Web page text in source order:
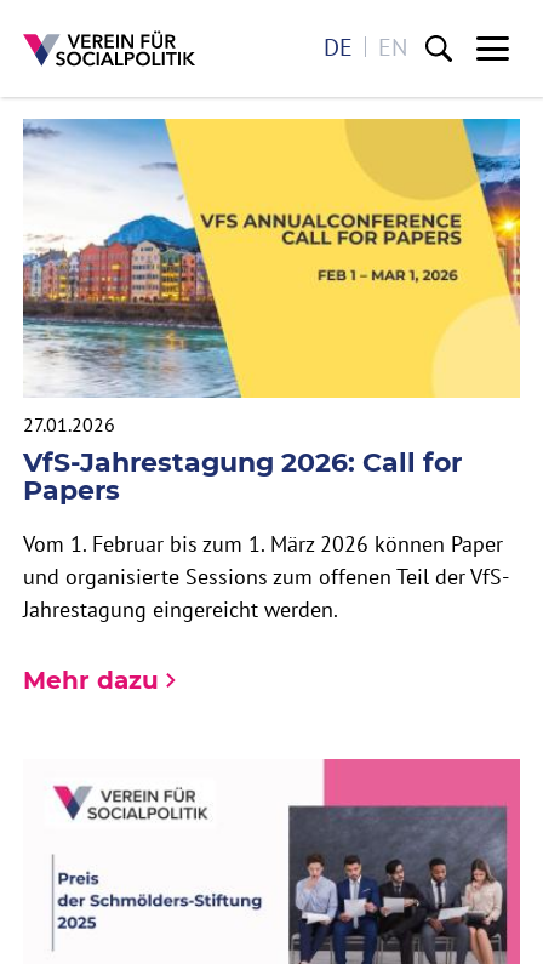
Direkt zum Inhalt
DE
EN
AKTUELL - VEREIN
27.01.2026
VfS-Jahrestagung 2026: Call for
Papers
Vom 1. Februar bis zum 1. März 2026 können Paper
und organisierte Sessions zum offenen Teil der VfS-
Jahrestagung eingereicht werden.
Mehr dazu